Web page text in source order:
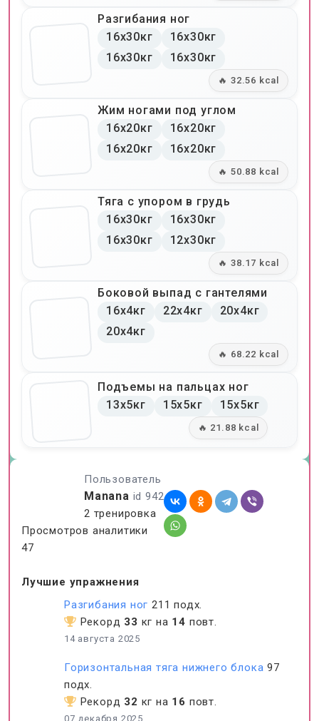
Пользователь
Manana id 942
2 тренировка
Просмотров аналитики
47
Лучшие упражнения
Разгибания ног 211 подх.
Рекорд 33 кг на 14 повт.
14 августа 2025
Горизонтальная тяга нижнего блока 97
подх.
Рекорд 32 кг на 16 повт.
07 декабря 2025
Разгибания ног
16x30кг
16x30кг
16x30кг
16x30кг
🔥 32.56 kcal
Жим ногами под углом
16x20кг
16x20кг
16x20кг
16x20кг
🔥 50.88 kcal
Тяга с упором в грудь
16x30кг
16x30кг
16x30кг
12x30кг
🔥 38.17 kcal
Боковой выпад с гантелями
16x4кг
22x4кг
20x4кг
20x4кг
🔥 68.22 kcal
Подъемы на пальцах ног
13x5кг
15x5кг 15x5кг
🔥 21.88 kcal